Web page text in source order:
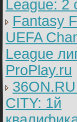
League: 2
Fantasy
UEFA
League
ProPlay.ru
CITY: 1й